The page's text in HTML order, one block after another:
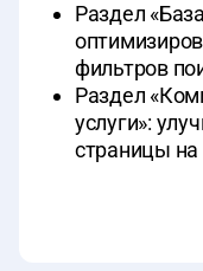
Раздел
фильтров
Раздел
услуги»:
страницы на